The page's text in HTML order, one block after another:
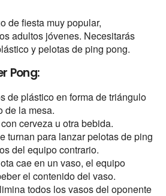
de fiesta muy popular,
adultos jóvenes. Necesitarás
y pelotas de ping pong.
Pong:
de plástico en forma de triángulo
de la mesa.
cerveza u otra bebida.
turnan para lanzar pelotas de ping
del equipo contrario.
cae en un vaso, el equipo
el contenido del vaso.
todos los vasos del oponente